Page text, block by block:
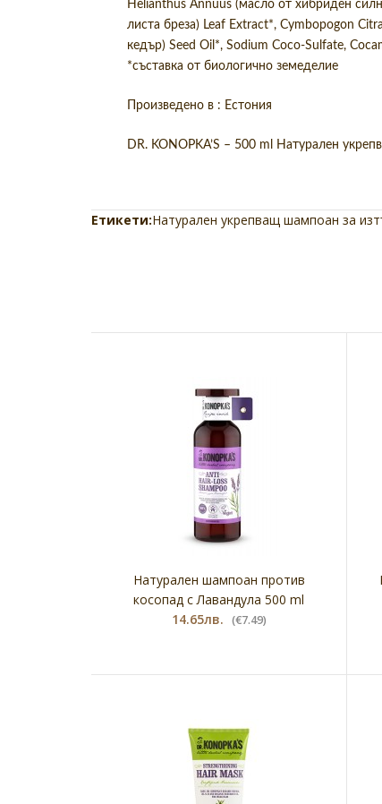
Helianthus Annuus (масло от хибриден
листа бреза) Leaf Extract*, Cymbopogon
кедър) Seed Oil*, Sodium Coco-Sulfate,
*съставка от биологично земеделие
Произведено в : Естония
DR. KONOPKA’S – 500 ml Натурален
Етикети:Натурален укрепващ шампоан за
Натурален шампоан против
косопад с Лавандула 500 ml
14.65лв. (€7.49)